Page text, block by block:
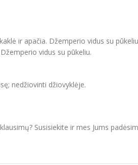
ir apačia. Džemperio vidus su
vidus su pūkeliu.
nedžiovinti džiovyklėje.
Susisiekite ir mes Jums